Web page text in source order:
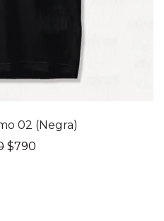
02 (Negra)
El
$790